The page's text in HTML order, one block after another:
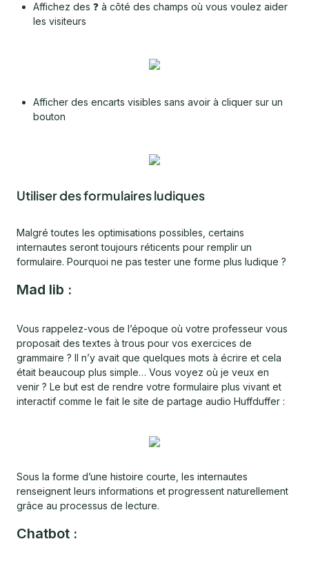
Affichez des ❓ à côté des champs où vous voulez aider
les visiteurs
Afficher des encarts visibles sans avoir à cliquer sur un
bouton
Utiliser des formulaires ludiques
Malgré toutes les optimisations possibles, certains
internautes seront toujours réticents pour remplir un
formulaire. Pourquoi ne pas tester une forme plus ludique ?
Mad lib :
Vous rappelez-vous de l’époque où votre professeur vous
proposait des textes à trous pour vos exercices de
grammaire ? Il n’y avait que quelques mots à écrire et cela
était beaucoup plus simple… Vous voyez où je veux en
venir ? Le but est de rendre votre formulaire plus vivant et
interactif comme le fait le site de partage audio Huffduffer :
Sous la forme d’une histoire courte, les internautes
renseignent leurs informations et progressent naturellement
grâce au processus de lecture.
Chatbot :